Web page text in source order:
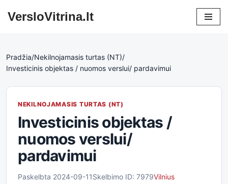
VersloVitrina.lt
Pradžia/Nekilnojamasis turtas (NT)/
Investicinis objektas / nuomos verslui/ pardavimui
NEKILNOJAMASIS TURTAS (NT)
Investicinis objektas /
nuomos verslui/
pardavimui
Paskelbta 2024-09-11Skelbimo ID: 7979Vilnius